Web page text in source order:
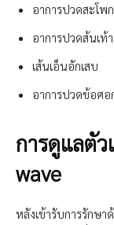
อาการปวดสะโพก
อาการปวดส้นเท้
เส้นเอ็นอักเสบ
อาการปวดข้อศ
การดูแลตัว
wave
หลังเข้ารับการรักษา